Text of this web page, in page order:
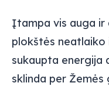
Įtampa vis auga ir
plokštės neatlaiko
sukaupta energija
sklinda per Žemės